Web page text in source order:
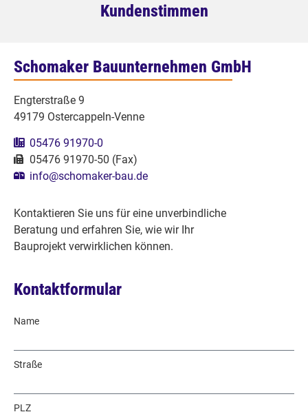
Kundenstimmen
Schomaker Bauunternehmen GmbH
Engterstraße 9
49179 Ostercappeln-Venne
05476 91970-0
05476 91970-50 (Fax)
info@schomaker-bau.de
Kontaktieren Sie uns für eine unverbindliche
Beratung und erfahren Sie, wie wir Ihr
Bauprojekt verwirklichen können.
Kontaktformular
Name
Straße
PLZ